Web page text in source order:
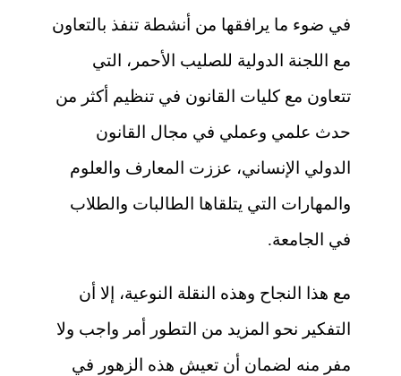
في ضوء ما يرافقها من أنشطة تنفذ بالتعاون
مع اللجنة الدولية للصليب الأحمر، التي
تتعاون مع كليات القانون في تنظيم أكثر من
حدث علمي وعملي في مجال القانون
الدولي الإنساني، عززت المعارف والعلوم
والمهارات التي يتلقاها الطالبات والطلاب
في الجامعة.
مع هذا النجاح وهذه النقلة النوعية، إلا أن
التفكير نحو المزيد من التطور أمر واجب ولا
مفر منه لضمان أن تعيش هذه الزهور في